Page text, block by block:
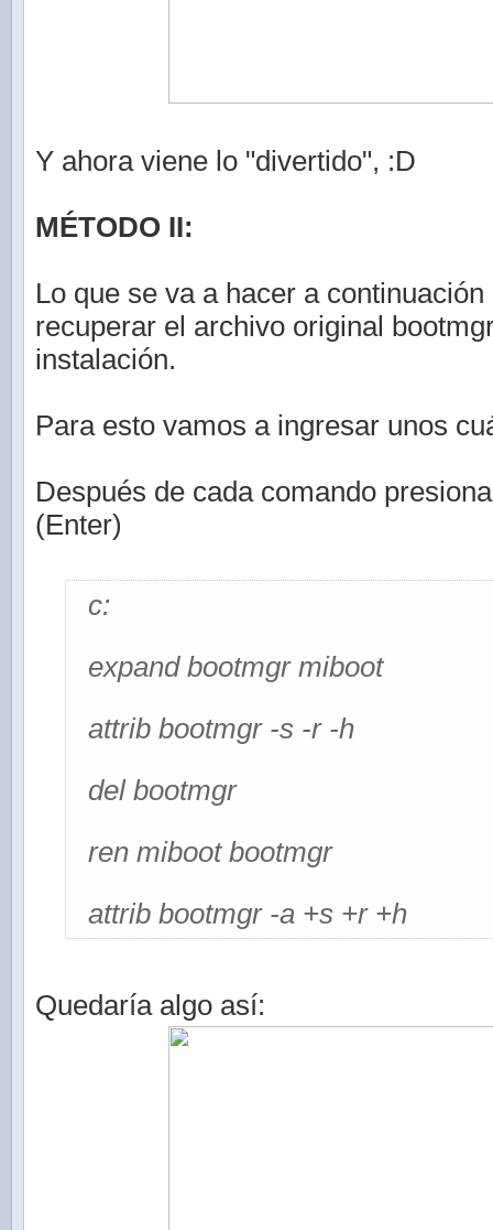
Y ahora viene lo "divertido", :D
MÉTODO II:
Lo que se va a hacer a
recuperar el archivo original
instalación.
Para esto vamos a ingresar unos
Después de cada comando
(Enter)
c:
expand bootmgr miboot
attrib bootmgr -s -r -h
del bootmgr
ren miboot bootmgr
attrib bootmgr -a +s +r +h
Quedaría algo así: